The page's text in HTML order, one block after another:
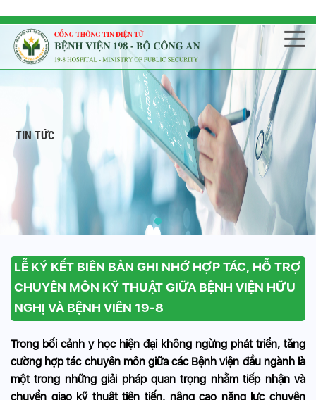
TIN TỨC
LỄ KÝ KẾT BIÊN BẢN GHI NHỚ HỢP TÁC, HỖ TRỢ
CHUYÊN MÔN KỸ THUẬT GIỮA BỆNH VIỆN HỮU
NGHỊ VÀ BỆNH VIÊN 19-8
Trong bối cảnh y học hiện đại không ngừng phát triển, tăng
cường hợp tác chuyên môn giữa các Bệnh viện đầu ngành là
một trong những giải pháp quan trọng nhằm tiếp nhận và
chuyển giao kỹ thuật tiên tiến, nâng cao năng lực chuyên